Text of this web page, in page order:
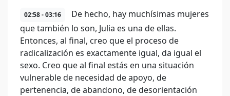
02:58 - 03:16
De hecho, hay muchísimas mujeres
que también lo son, Julia es una de ellas.
Entonces, al final, creo que el proceso de
radicalización es exactamente igual, da igual el
sexo. Creo que al final estás en una situación
vulnerable de necesidad de apoyo, de
pertenencia, de abandono, de desorientación